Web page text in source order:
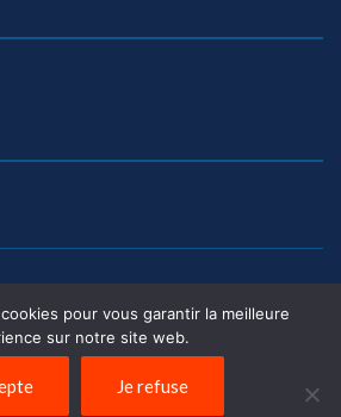
pour vous garantir la meilleure
sur notre site web.
Je refuse